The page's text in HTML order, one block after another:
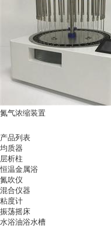
氮气浓缩装置
产品列表
均质器
层析柱
恒温金属浴
氮吹仪
混合仪器
粘度计
振荡摇床
水浴油浴水槽